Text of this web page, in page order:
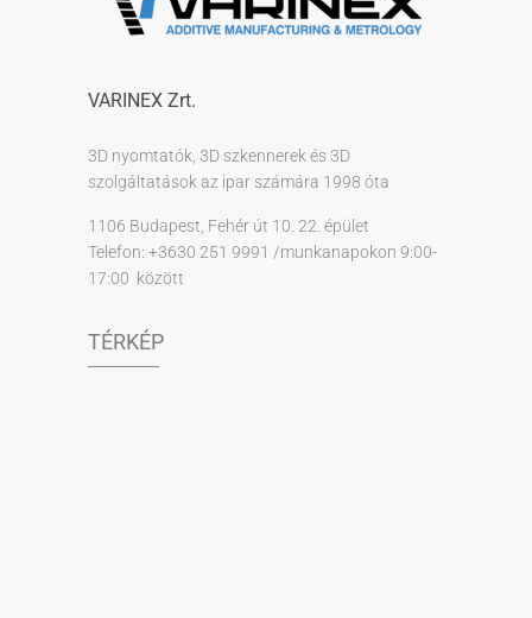
VARINEX Zrt.
3D nyomtatók, 3D szkennerek és 3D
szolgáltatások az ipar számára 1998 óta
1106 Budapest, Fehér út 10. 22. épület
Telefon: +3630 251 9991 /munkanapokon 9:00-
17:00 között
TÉRKÉP